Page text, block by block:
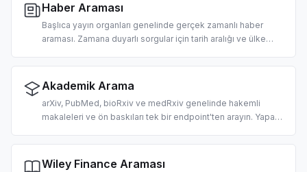
Haber Araması
Başlıca yayın organları genelinde gerçek zamanlı haber
araması. Zamana duyarlı sorgular için tarih aralığı ve ülke
RAG pipeline'ları için tasarlandı.
Akademik Arama
arXiv, PubMed, bioRxiv ve medRxiv genelinde hakemli
makaleleri ve ön baskıları tek bir endpoint'ten arayın. Yapay
RAG ve alıntı çıkarma için tasarlandı.
Wiley Finance Araması